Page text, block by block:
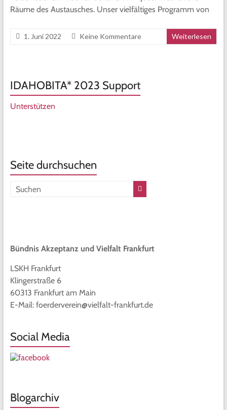
Räume des Austausches. Unser vielfältiges Programm von
1. Juni 2022 Keine Kommentare Weiterlesen
IDAHOBITA* 2023 Support
Unterstützen
Seite durchsuchen
Bündnis Akzeptanz und Vielfalt Frankfurt
LSKH Frankfurt
Klingerstraße 6
60313 Frankfurt am Main
E-Mail: foerderverein@vielfalt-frankfurt.de
Social Media
Blogarchiv